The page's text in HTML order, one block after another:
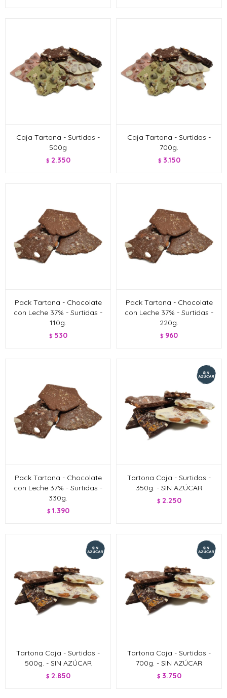
Caja Tartona - Surtidas -
500g
$ 2.350
Caja Tartona - Surtidas -
700g.
$ 3.150
Pack Tartona - Chocolate
con Leche 37% - Surtidas -
110g.
$ 530
Pack Tartona - Chocolate
con Leche 37% - Surtidas -
220g.
$ 960
Pack Tartona - Chocolate
con Leche 37% - Surtidas -
330g.
$ 1.390
Tartona Caja - Surtidas -
350g. - SIN AZÚCAR
$ 2.250
Tartona Caja - Surtidas -
500g. - SIN AZÚCAR
$ 2.850
Tartona Caja - Surtidas -
700g. - SIN AZÚCAR
$ 3.750